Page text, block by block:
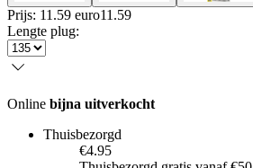
Prijs: 11.59 euro11 .59
Lengte plug:
Online bijna uitverkocht
Thuisbezorgd
€4.95